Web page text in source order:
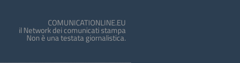
COMUNICATIONLINE.EU
il Network dei comunicati stampa
Non è una testata giornalistica.